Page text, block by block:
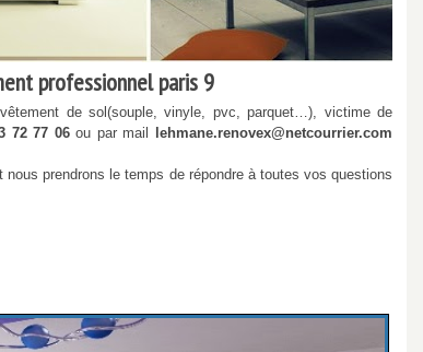
professionnel paris 9
de sol(souple, vinyle, pvc, parquet…), victime de
72 77 06ou par mail
lehmane.renovex@netcourrier.com
nous prendrons le temps de répondre à toutes vos questions